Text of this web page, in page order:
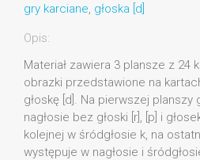
gry karciane, głoska [d]
Opis:
Materiał zawiera 3 plansze z 24
obrazki przedstawione na
głoskę [d]. Na pierwszej planszy
nagłosie bez głoski [r], [p] i
kolejnej w śródgłosie k, na
występuje w nagłosie i